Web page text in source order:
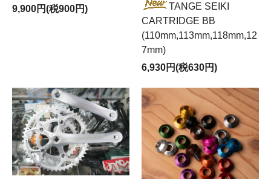
9,900円(税900円)
TANGE SEIKI
CARTRIDGE BB
(110mm,113mm,118mm,12
7mm)
6,930円(税630円)